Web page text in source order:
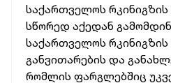
საქართველოს რკინიგზის
სწორედ აქედან
საქართველოს რკინიგზის
განვითარების და
რომლის ფარგლებშიც